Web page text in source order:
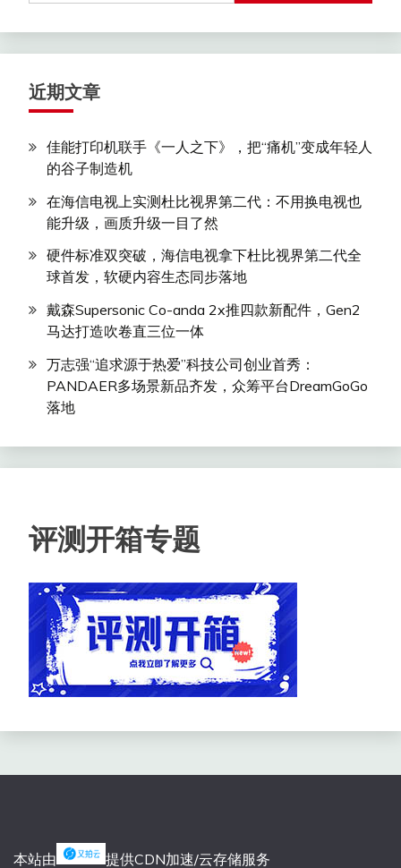
近期文章
佳能打印机联手《一人之下》，把“痛机”变成年轻人
的谷子制造机
在海信电视上实测杜比视界第二代：不用换电视也
能升级，画质升级一目了然
硬件标准双突破，海信电视拿下杜比视界第二代全
球首发，软硬内容生态同步落地
戴森Supersonic Co-anda 2x推四款新配件，Gen2
马达打造吹卷直三位一体
万志强“追求源于热爱”科技公司创业首秀：
PANDAER多场景新品齐发，众筹平台DreamGoGo
落地
评测开箱专题
本站由 提供CDN加速/云存储服务